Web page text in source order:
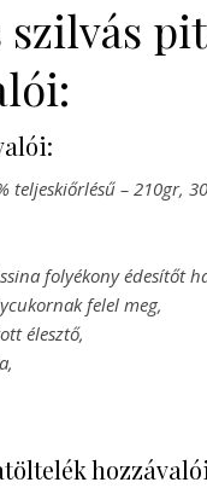
szilvás
teljeskiőrlésű – 210gr,
folyékony édesítőt
felel meg,
élesztő,